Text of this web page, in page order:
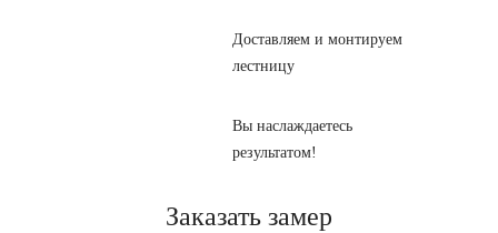
Доставляем и монтируем
лестницу
Вы наслаждаетесь
результатом!
Заказать замер